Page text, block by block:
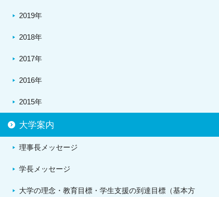
2019年
2018年
2017年
2016年
2015年
大学案内
理事長メッセージ
学長メッセージ
大学の理念・教育目標・学生支援の到達目標（基本方